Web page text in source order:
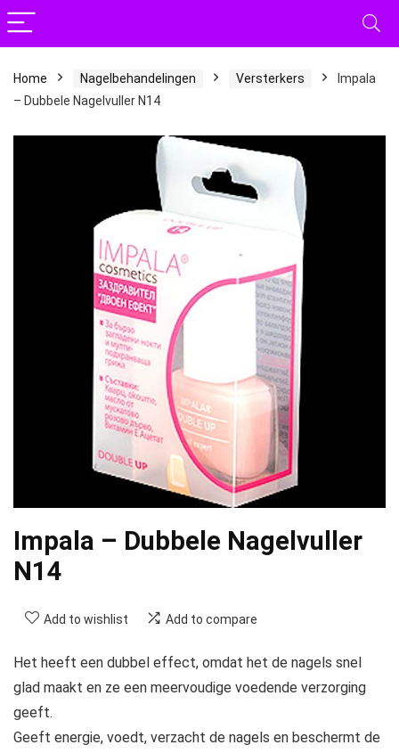
Home Nagelbehandelingen Versterkers
Impala
– Dubbele Nagelvuller N14
Impala – Dubbele Nagelvuller
N14
Add to wishlist Add to compare
Het heeft een dubbel effect, omdat het de nagels snel
glad maakt en ze een meervoudige voedende verzorging
geeft.
Geeft energie, voedt, verzacht de nagels en beschermt de